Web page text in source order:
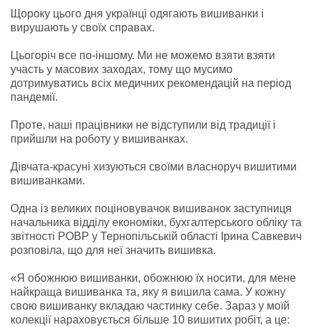
Щороку цього дня українці одягають вишиванки і
вирушають у своїх справах.
Цьогоріч все по-іншому. Ми не можемо взяти взяти
участь у масових заходах, тому що мусимо
дотримуватись всіх медичних рекомендацій на період
пандемії.
Проте, наші працівники не відступили від традиції і
прийшли на роботу у вишиванках.
Дівчата-красуні хизуються своїми власноруч вишитими
вишиванками.
Одна із великих поціновувачок вишиванок заступниця
начальника відділу економіки, бухгалтерського обліку та
звітності РОВР у Тернопільській області Ірина Савкевич
розповіла, що для неї значить вишивка.
«Я обожнюю вишиванки, обожнюю їх носити, для мене
найкраща вишиванка та, яку я вишила сама. У кожну
свою вишиванку вкладаю частинку себе. Зараз у моїй
колекції нараховується більше 10 вишитих робіт, а це: